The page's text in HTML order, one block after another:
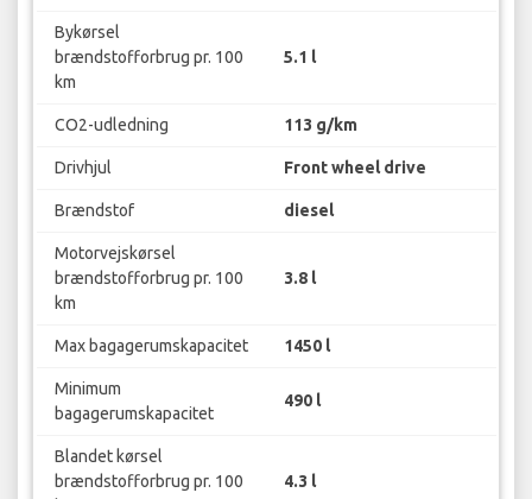
Bykørsel
brændstofforbrug pr. 100
km
5.1 l
CO2-udledning 113 g/km
Drivhjul Front wheel drive
Brændstof diesel
Motorvejskørsel
brændstofforbrug pr. 100
km
3.8 l
Max bagagerumskapacitet 1450 l
Minimum
bagagerumskapacitet
490 l
Blandet kørsel
brændstofforbrug pr. 100
4.3 l